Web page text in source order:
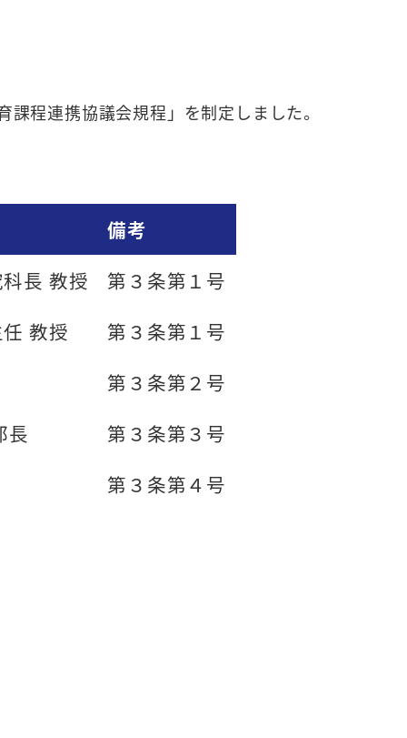
程連携協議会規程」を制定しました。
備考
長 教授
第３条第１号
教授
第３条第１号
第３条第２号
長
第３条第３号
第３条第４号